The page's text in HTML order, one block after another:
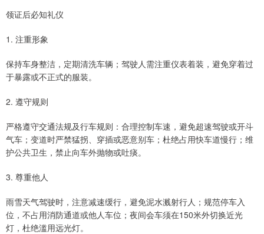
领证后必知礼仪
1. 注重形象
保持车身整洁，定期清洗车辆；驾驶人需注重仪表着装，避免穿着过
于暴露或不正式的服装。
2. 遵守规则
严格遵守交通法规及行车规则：合理控制车速，避免超速驾驶或开斗
气车；变道时严禁猛拐、穿插或恶意别车；杜绝占用快车道慢行；维
护公共卫生，禁止向车外抛物或吐痰。
3. 尊重他人
雨雪天气驾驶时，注意减速缓行，避免泥水溅射行人；规范停车入
位，不占用消防通道或他人车位；夜间会车须在150米外切换近光
灯，杜绝滥用远光灯。